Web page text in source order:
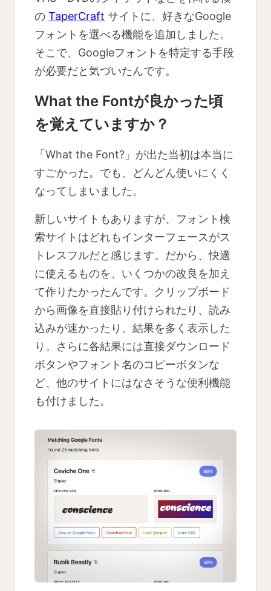
の TaperCraft サイトに、好きなGoogle
フォントを選べる機能を追加しました。
そこで、Googleフォントを特定する手段
が必要だと気づいたんです。
What the Fontが良かった頃
を覚えていますか？
「What the Font?」が出た当初は本当に
すごかった。でも、どんどん使いにくく
なってしまいました。
新しいサイトもありますが、フォント検
索サイトはどれもインターフェースがス
トレスフルだと感じます。だから、快適
に使えるものを、いくつかの改良を加え
て作りたかったんです。クリップボード
から画像を直接貼り付けられたり、読み
込みが速かったり、結果を多く表示した
り。さらに各結果には直接ダウンロード
ボタンやフォント名のコピーボタンな
ど、他のサイトにはなさそうな便利機能
も付けました。